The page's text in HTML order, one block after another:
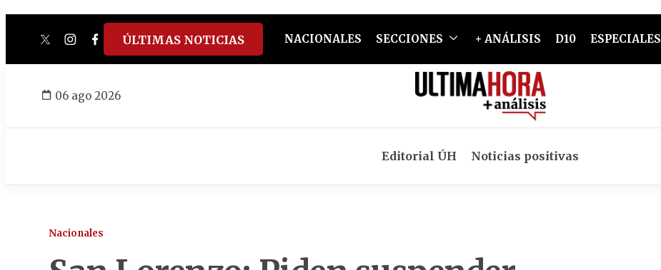
twitterinstagram
facebook
tiktokyoutube
spotify
ÚLTIMAS NOTICIAS NACIONALES SECCIONES + ANÁLISIS D10 ESPECIALES
06 ago 2026
Editorial ÚH Noticias positivas
Nacionales